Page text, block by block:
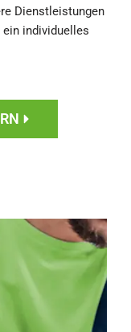
Dienstleistungen
ein individuelles